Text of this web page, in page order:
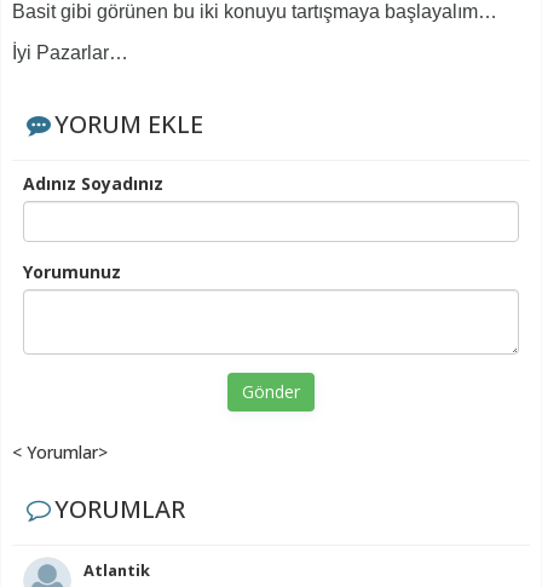
Basit gibi görünen bu iki konuyu tartışmaya başlayalım…
İyi Pazarlar…
YORUM EKLE
Adınız Soyadınız
Yorumunuz
Gönder
< Yorumlar>
YORUMLAR
Atlantik